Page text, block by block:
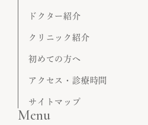
ドクター紹介
クリニック紹介
初めての方へ
アクセス・診療時間
サイトマップ
Menu